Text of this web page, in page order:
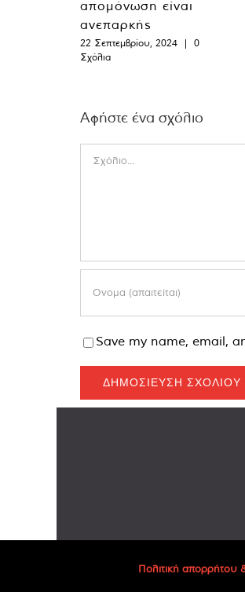
απομόνωση είναι
ανεπαρκής
22 Σεπτεμβρίου, 2024 |
0
Σχόλια
Αφήστε ένα σχόλιο
Save my name, email,
Πολιτική